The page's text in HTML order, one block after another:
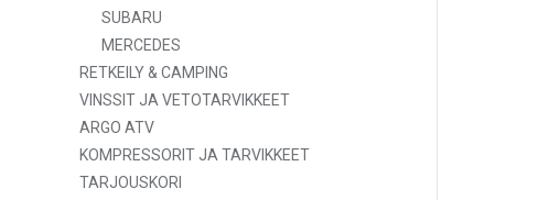
SUBARU
MERCEDES
RETKEILY & CAMPING
VINSSIT JA VETOTARVIKKEET
ARGO ATV
KOMPRESSORIT JA TARVIKKEET
TARJOUSKORI